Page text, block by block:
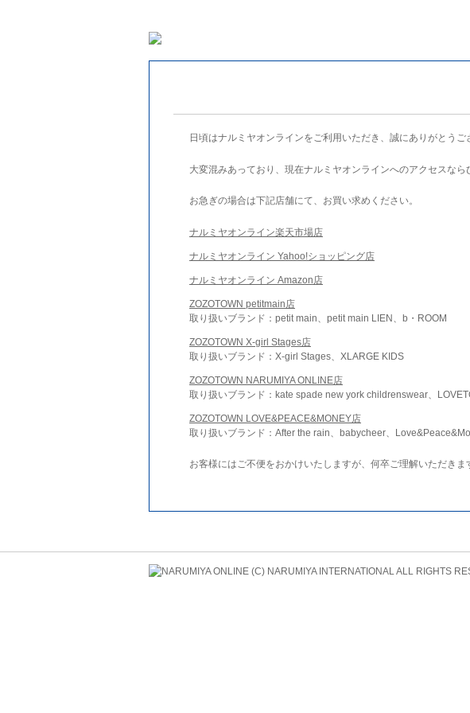
日頃はナルミヤオンラインをご利用いただき、誠にありがとうご
大変混みあっており、現在ナルミヤオンラインへのアクセスなら
お急ぎの場合は下記店舗にて、お買い求めください。
ナルミヤオンライン楽天市場店
ナルミヤオンライン Yahoo!ショッピング店
ナルミヤオンライン Amazon店
ZOZOTOWN petitmain店
取り扱いブランド：petit main、petit main LIEN、b・ROOM
ZOZOTOWN X-girl Stages店
取り扱いブランド：X-girl Stages、XLARGE KIDS
ZOZOTOWN NARUMIYA ONLINE店
取り扱いブランド：kate spade new york childrenswear、
ZOZOTOWN LOVE&PEACE&MONEY店
取り扱いブランド：After the rain、babycheer、
お客様にはご不便をおかけいたしますが、何卒ご理解いただきま